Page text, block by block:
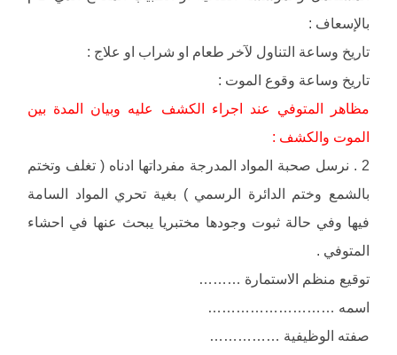
بالإسعاف :
تاريخ وساعة التناول لآخر طعام او شراب او علاج :
تاريخ وساعة وقوع الموت :
مظاهر المتوفي عند اجراء الكشف عليه وبيان المدة بين
الموت والكشف :
2 . نرسل صحبة المواد المدرجة مفرداتها ادناه ( تغلف وتختم
بالشمع وختم الدائرة الرسمي ) بغية تحري المواد السامة
فيها وفي حالة ثبوت وجودها مختبريا يبحث عنها في احشاء
المتوفي .
توقيع منظم الاستمارة ………
اسمه ………………………
صفته الوظيفية ……………